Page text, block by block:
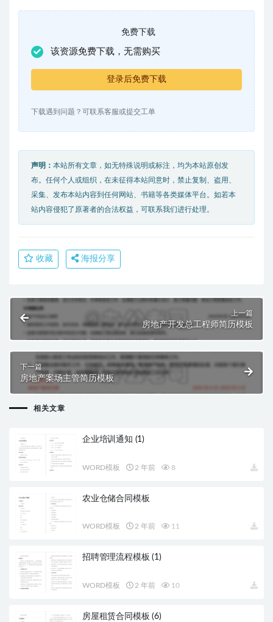
免费下载
该资源免费下载，无需购买
登录后免费下载
下载遇到问题？可联系客服或提交工单
声明： 本站所有文章，如无特殊说明或标注，均为本站原创发
布。任何个人或组织，在未征得本站同意时，禁止复制、盗用、
采集、发布本站内容到任何网站、书籍等各类媒体平台。如若本
站内容侵犯了原著者的合法权益，可联系我们进行处理。
收藏 海报分享
上一篇
房地产开发总工程师简历模板
下一篇
房地产案场主管简历模板
相关文章
企业培训通知 (1)
WORD模板 2 年前 8
农业仓储合同模板
WORD模板 2 年前 11
招聘管理流程模板 (1)
WORD模板 2 年前 10
房屋租赁合同模板 (6)